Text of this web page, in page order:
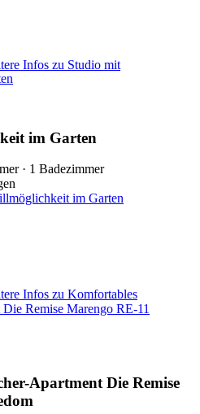
Infos zu Studio mit
im Garten
· 1 Badezimmer
im Garten
Infos zu Komfortables
Remise Marengo RE-11
Apartment Die Remise